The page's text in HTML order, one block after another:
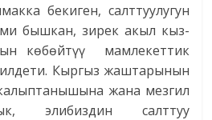
бекиген, салттуулугун
бышкан, зирек акыл кыз-
көбөйтүү мамлекеттик
Кыргыз жаштарынын
жана мезгил
элибиздин салттуу